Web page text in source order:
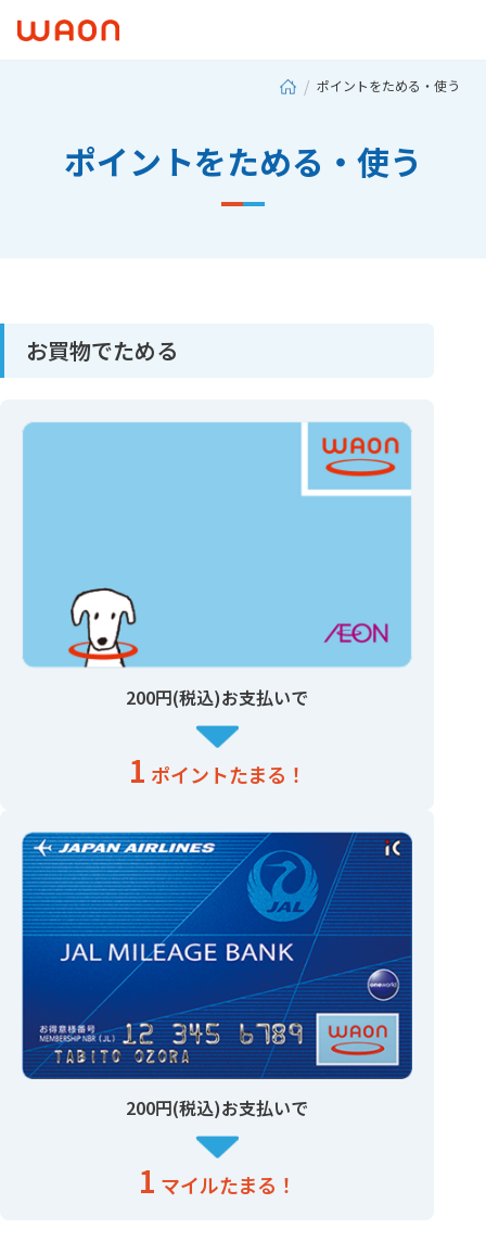
ポイントをためる・使う
ポイントをためる・使う
お買物でためる
200円(税込)お支払いで
1 ポイントたまる！
200円(税込)お支払いで
1 マイルたまる！